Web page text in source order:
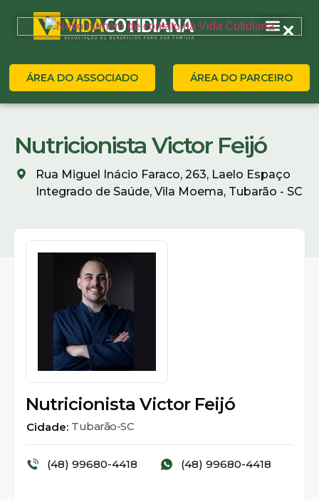
ÁREA DO ASSOCIADO ÁREA DO PARCEIRO
Nutricionista Victor Feijó
Rua Miguel Inácio Faraco, 263, Laelo Espaço
Integrado de Saúde, Vila Moema, Tubarão - SC
Nutricionista Victor Feijó
Cidade: Tubarão-SC
(48) 99680-4418 (48) 99680-4418